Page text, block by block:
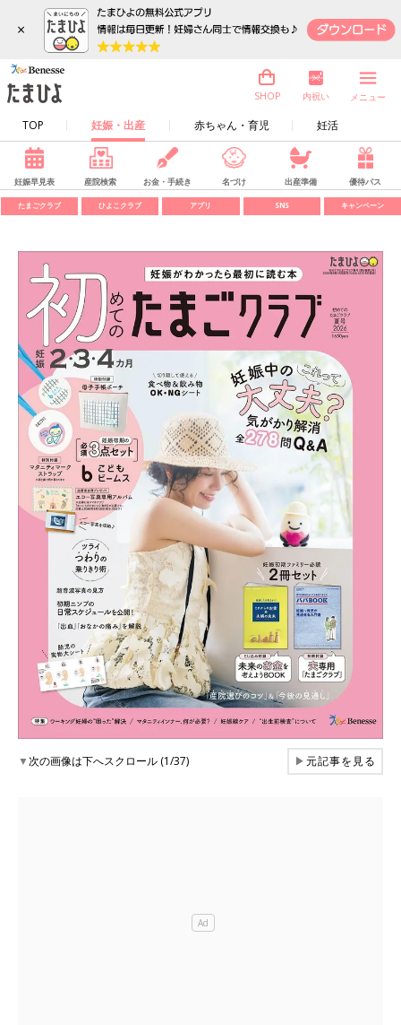
×
TOP 妊娠・出産 赤ちゃん・育児 妊活
SHOP 内祝い メニュー
妊娠早見表 産院検索 お金・手続き 名づけ 出産準備 優待パス
たまごクラブ ひよこクラブ アプリ SNS キャンペーン
▼次の画像は下へスクロール (1/37) ▶元記事を見る